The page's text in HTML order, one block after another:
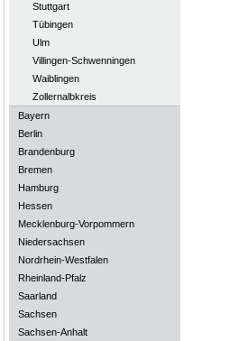
Stuttgart
Tübingen
Ulm
Villingen-Schwenningen
Waiblingen
Zollernalbkreis
Bayern
Berlin
Brandenburg
Bremen
Hamburg
Hessen
Mecklenburg-Vorpommern
Niedersachsen
Nordrhein-Westfalen
Rheinland-Pfalz
Saarland
Sachsen
Sachsen-Anhalt